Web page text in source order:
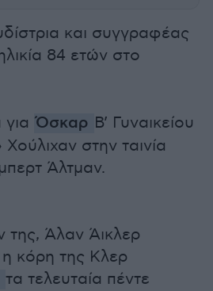
και συγγραφέας
84 ετών στο
Όσκαρ Β’ Γυναικείου
στην ταινία
Άλτμαν.
Άλαν Άικλερ
κόρη της Κλερ
τα τελευταία πέντε